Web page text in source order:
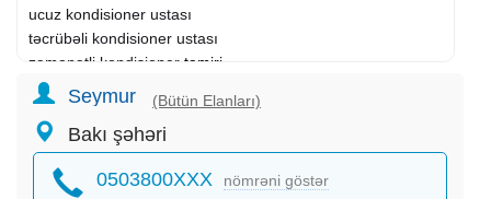
ucuz kondisioner ustası
təcrübəli kondisioner ustası
zəmanətli kondisioner təmiri
bakıda kondisioner ustası
təcili kondisioner ustası
evə çağırış kondisioner ustası
split kondisioner təmiri
Seymur (Bütün Elanları)
Bakı şəhəri
0503800XXX nömrəni göstər